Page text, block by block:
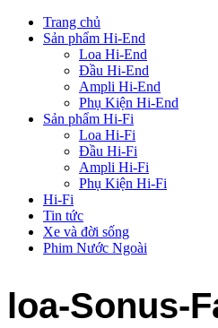
Trang chủ
Sản phẩm Hi-End
Loa Hi-End
Đầu Hi-End
Ampli Hi-End
Phụ Kiện Hi-End
Sản phẩm Hi-Fi
Loa Hi-Fi
Đầu Hi-Fi
Ampli Hi-Fi
Phụ Kiện Hi-Fi
Hi-Fi
Tin tức
Xe và đời sống
Phim Nước Ngoài
loa-Sonus-